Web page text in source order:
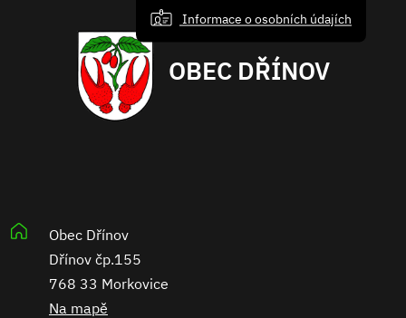
Informace o osobních údajích
OBEC DŘÍNOV
Obec Dřínov
Dřínov čp.155
768 33 Morkovice
Na mapě